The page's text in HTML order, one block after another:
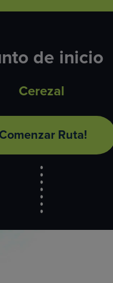
de inicio
Cerezal
Ruta!